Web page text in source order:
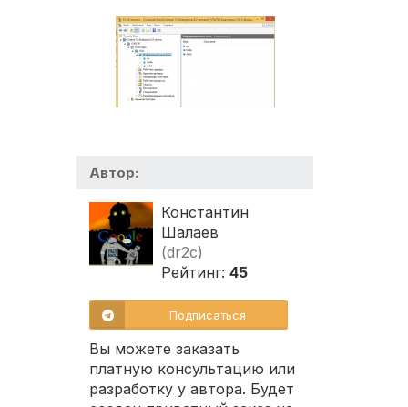
Автор:
Константин
Шалаев
(dr2c)
Рейтинг: 45
Подписаться
Вы можете заказать
платную консультацию или
разработку у автора. Будет